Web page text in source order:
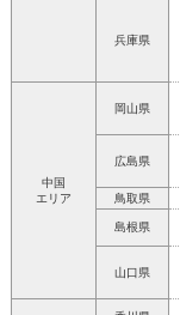
兵庫県
中国
エリア
岡山県
広島県
鳥取県
島根県
山口県